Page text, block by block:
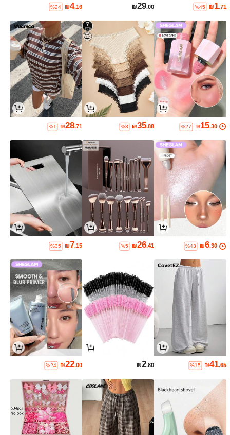
₪1.71
%45
₪29.00
₪4.16
%24
₪15.30
%27
₪35.88
%8
₪28.71
%1
₪6.30
%43
₪26.41
%5
₪7.15
%35
₪41.65
%15
₪2.80
₪22.00
%24